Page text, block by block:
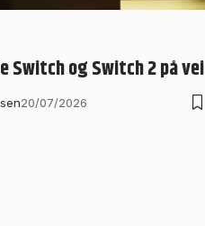
Switch og Switch 2 på vei
20/07/2026